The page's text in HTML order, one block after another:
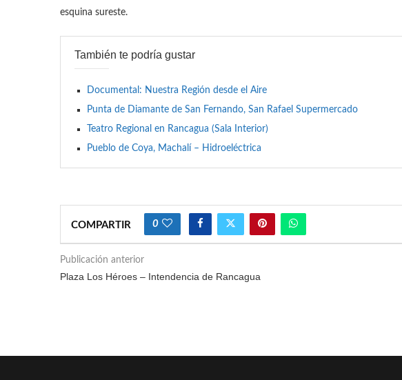
esquina sureste.
También te podría gustar
Documental: Nuestra Región desde el Aire
Punta de Diamante de San Fernando, San Rafael Supermercado
Teatro Regional en Rancagua (Sala Interior)
Pueblo de Coya, Machalí – Hidroeléctrica
COMPARTIR 0
Publicación anterior
Plaza Los Héroes – Intendencia de Rancagua